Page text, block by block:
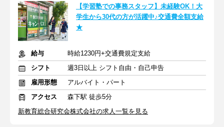
【学習塾での事務スタッフ】未経験OK！大
学生から30代の方が活躍中♪交通費全額支給
★
給与
時給1230円+交通費規定支給
シフト
週3日以上 シフト自由・自己申告
雇用形態
アルバイト・パート
アクセス
森下駅 徒歩5分
新教育総合研究会株式会社の求人一覧を見る